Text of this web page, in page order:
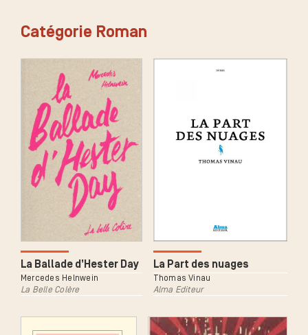
Catégorie Roman
La Ballade d’Hester Day
Mercedes Helnwein
La Belle Colère
La Part des nuages
Thomas Vinau
Alma Editeur